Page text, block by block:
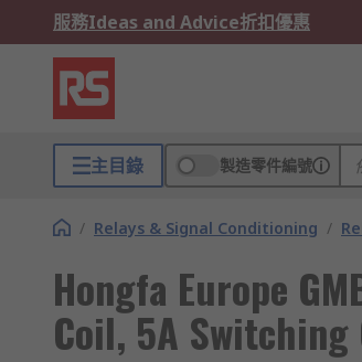
服務Ideas and Advice折扣優惠
主目錄 製造零件編號
/ Relays & Signal Conditioning /
Hongfa Europe
Coil, 5A